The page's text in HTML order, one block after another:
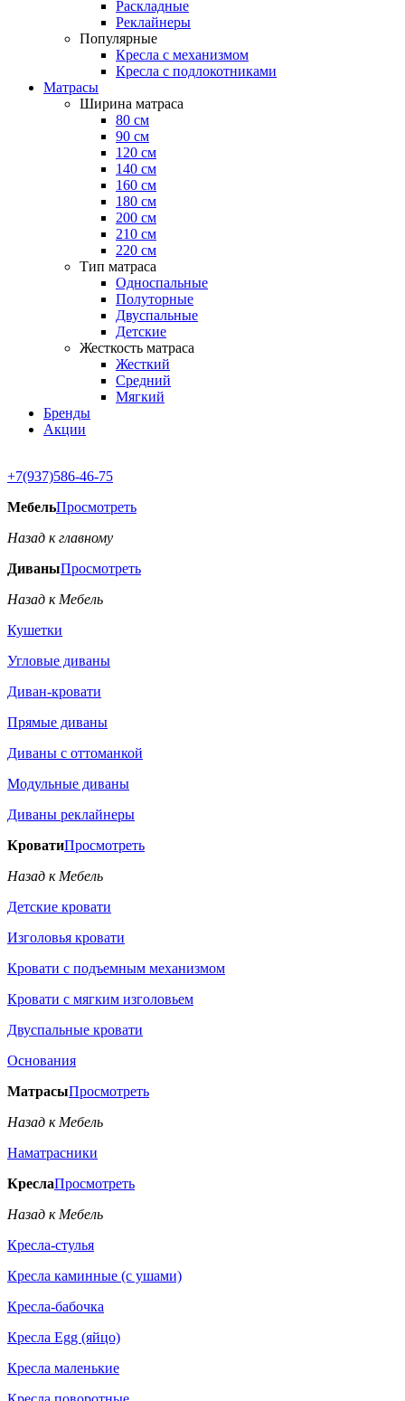
Раскладные
Реклайнеры
Популярные
Кресла с механизмом
Кресла с подлокотниками
Матрасы
Ширина матраса
80 см
90 см
120 см
140 см
160 см
180 см
200 см
210 см
220 см
Тип матраса
Односпальные
Полуторные
Двуспальные
Детские
Жесткость матраса
Жесткий
Средний
Мягкий
Бренды
Акции
+7(937)586-46-75
МебельПросмотреть
Назад к главному
ДиваныПросмотреть
Назад к Мебель
Кушетки
Угловые диваны
Диван-кровати
Прямые диваны
Диваны с оттоманкой
Модульные диваны
Диваны реклайнеры
КроватиПросмотреть
Назад к Мебель
Детские кровати
Изголовья кровати
Кровати с подъемным механизмом
Кровати с мягким изголовьем
Двуспальные кровати
Основания
МатрасыПросмотреть
Назад к Мебель
Наматрасники
КреслаПросмотреть
Назад к Мебель
Кресла-стулья
Кресла каминные (с ушами)
Кресла-бабочка
Кресла Egg (яйцо)
Кресла маленькие